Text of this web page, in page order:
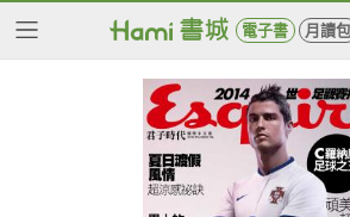
電子書 月讀包